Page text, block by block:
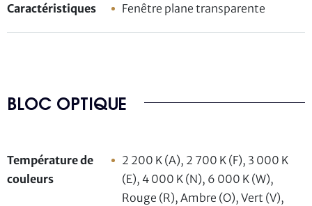
Caractéristiques Fenêtre plane transparente
BLOC OPTIQUE
Température de
couleurs
2 200 K (A), 2 700 K (F), 3 000 K
(E), 4 000 K (N), 6 000 K (W),
Rouge (R), Ambre (O), Vert (V),